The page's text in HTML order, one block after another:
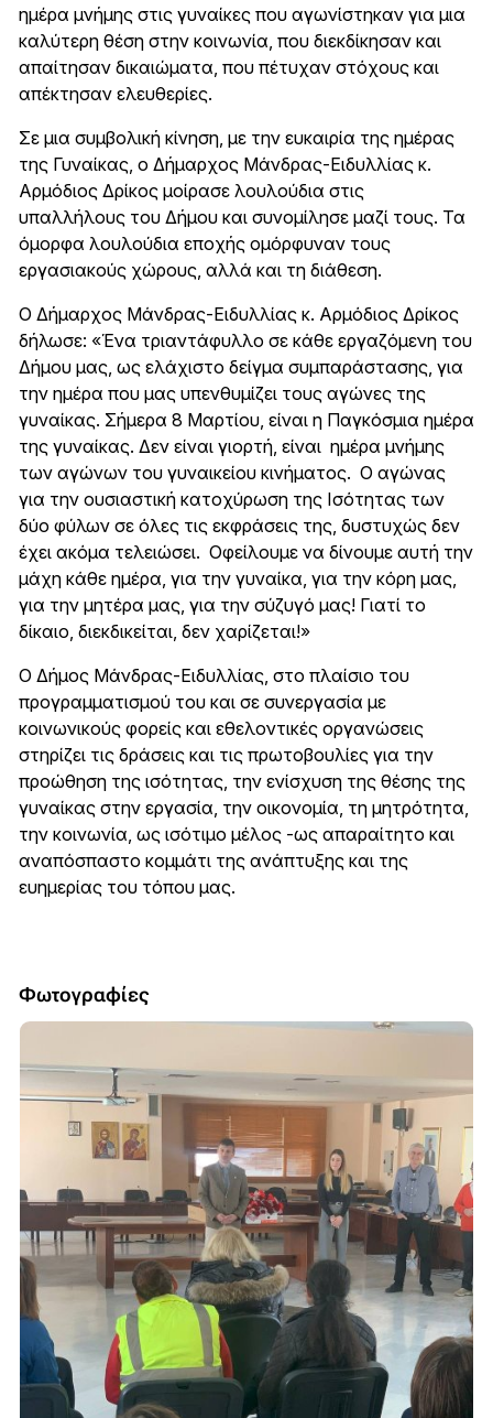
ημέρα μνήμης στις γυναίκες που αγωνίστηκαν για μια
καλύτερη θέση στην κοινωνία, που διεκδίκησαν και
απαίτησαν δικαιώματα, που πέτυχαν στόχους και
απέκτησαν ελευθερίες.
Σε μια συμβολική κίνηση, με την ευκαιρία της ημέρας
της Γυναίκας, ο Δήμαρχος Μάνδρας-Ειδυλλίας κ.
Αρμόδιος Δρίκος μοίρασε λουλούδια στις
υπαλλήλους του Δήμου και συνομίλησε μαζί τους. Τα
όμορφα λουλούδια εποχής ομόρφυναν τους
εργασιακούς χώρους, αλλά και τη διάθεση.
Ο Δήμαρχος Μάνδρας-Ειδυλλίας κ. Αρμόδιος Δρίκος
δήλωσε: «Ένα τριαντάφυλλο σε κάθε εργαζόμενη του
Δήμου μας, ως ελάχιστο δείγμα συμπαράστασης, για
την ημέρα που μας υπενθυμίζει τους αγώνες της
γυναίκας. Σήμερα 8 Μαρτίου, είναι η Παγκόσμια ημέρα
της γυναίκας. Δεν είναι γιορτή, είναι ημέρα μνήμης
των αγώνων του γυναικείου κινήματος. Ο αγώνας
για την ουσιαστική κατοχύρωση της Ισότητας των
δύο φύλων σε όλες τις εκφράσεις της, δυστυχώς δεν
έχει ακόμα τελειώσει. Οφείλουμε να δίνουμε αυτή την
μάχη κάθε ημέρα, για την γυναίκα, για την κόρη μας,
για την μητέρα μας, για την σύζυγό μας! Γιατί το
δίκαιο, διεκδικείται, δεν χαρίζεται!»
Ο Δήμος Μάνδρας-Ειδυλλίας, στο πλαίσιο του
προγραμματισμού του και σε συνεργασία με
κοινωνικούς φορείς και εθελοντικές οργανώσεις
στηρίζει τις δράσεις και τις πρωτοβουλίες για την
προώθηση της ισότητας, την ενίσχυση της θέσης της
γυναίκας στην εργασία, την οικονομία, τη μητρότητα,
την κοινωνία, ως ισότιμο μέλος -ως απαραίτητο και
αναπόσπαστο κομμάτι της ανάπτυξης και της
ευημερίας του τόπου μας.
Φωτογραφίες